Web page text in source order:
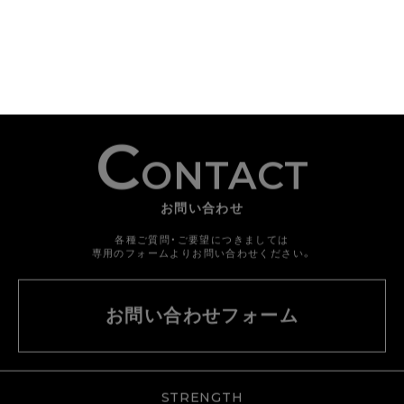
CONTACT
お問い合わせ
各種ご質問・ご要望につきましては
専用のフォームよりお問い合わせください。
お問い合わせフォーム
STRENGTH